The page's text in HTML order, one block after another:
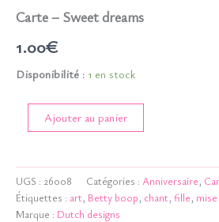
Carte – Sweet dreams
1.00€
Disponibilité : 1 en stock
dreams
Ajouter au panier
UGS : 26008 Catégories : Anniversaire,
Étiquettes : art, Betty boop, chant, fille,
Marque : Dutch designs